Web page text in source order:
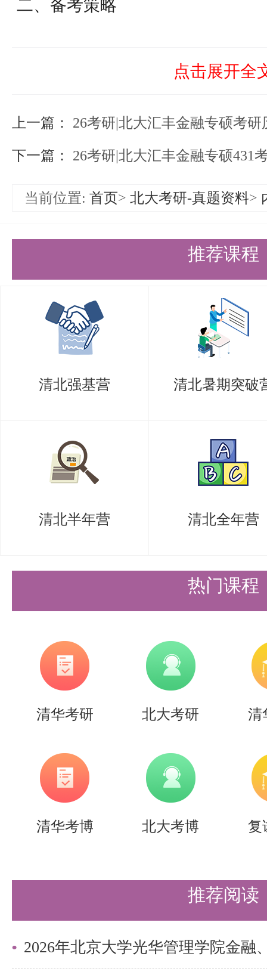
二、备考策略
考生应全面复习微观经济学和统
按照教材章节顺序进行复习，并
巩固所学知识。
题和历年真题，提高解题能力和
3. 关注热点，拓宽视野
金融领域的发展日新月异，考生
态和政策法规，拓宽自己的视野
实际案例进行分析和思考，提高
4. 加强英语训练，提升综合能力
英语（一）和英语听力及口语测
试中的重要科目之一。考生应加
角、模拟面试等活动，提高自己
备考过程中，考生应制定详细的
间。盛世清北建议考生将复习过
练和冲刺模考三个阶段，并根据
和优化。
结语
备考策略】的内容，希望能帮助
点击展开全
上一篇： 26考研|北大汇丰金融专硕考
下一篇： 26考研|北大汇丰金融专硕431考
当前位置: 首页> 北大考研-真题资料>
推荐课程
清北强基营 清北暑期突破
清北半年营 清北全年营
热门课程
清华考研 北大考研 清
清华考博 北大考博 复
推荐阅读